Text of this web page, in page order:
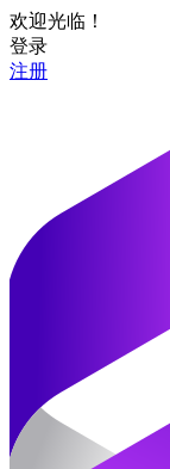
欢迎光临！
登录
注册